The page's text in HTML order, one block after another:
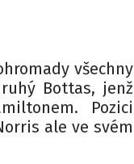
všechny
Bottas, jenž
Pozici
ale ve svém